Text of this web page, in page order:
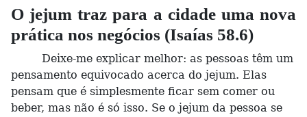
O jejum traz para a cidade uma nova
prática nos negócios (Isaías 58.6)
Deixe-me explicar melhor: as pessoas têm um
pensamento equivocado acerca do jejum. Elas
pensam que é simplesmente ficar sem comer ou
beber, mas não é só isso. Se o jejum da pessoa se